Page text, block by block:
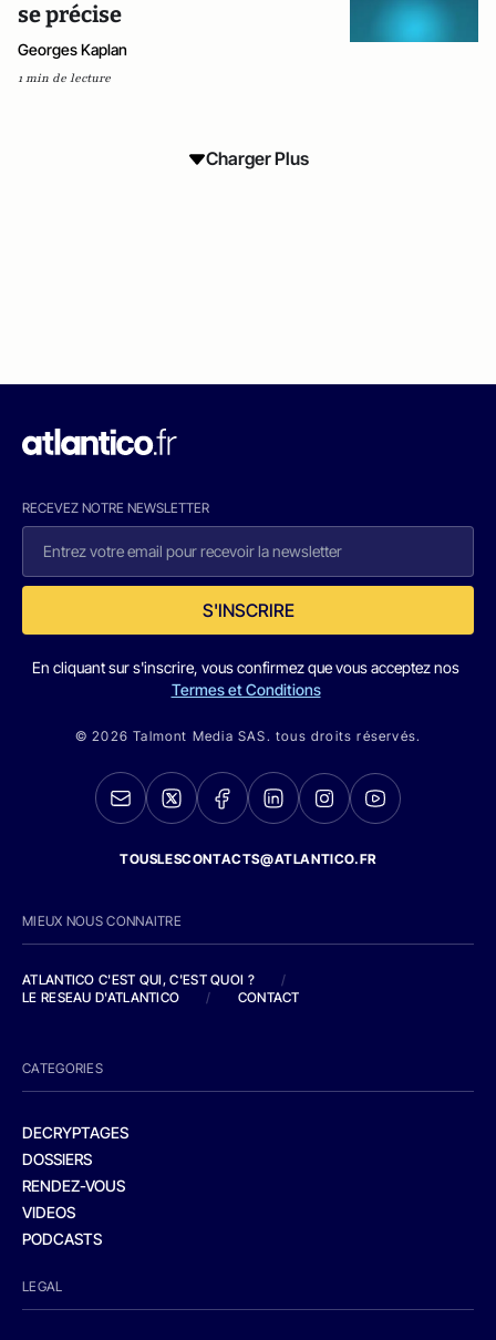
se précise
Georges Kaplan
1 min de lecture
Charger Plus
RECEVEZ NOTRE NEWSLETTER
S'INSCRIRE
En cliquant sur s'inscrire, vous confirmez que vous acceptez nos
Termes et Conditions
© 2026 Talmont Media SAS. tous droits réservés.
TOUSLESCONTACTS@ATLANTICO.FR
MIEUX NOUS CONNAITRE
ATLANTICO C'EST QUI, C'EST QUOI ?
/
LE RESEAU D'ATLANTICO
/ CONTACT
CATEGORIES
DECRYPTAGES
DOSSIERS
RENDEZ-VOUS
VIDEOS
PODCASTS
LEGAL